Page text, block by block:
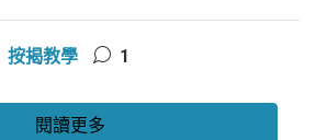
按揭教學 1
閱讀更多